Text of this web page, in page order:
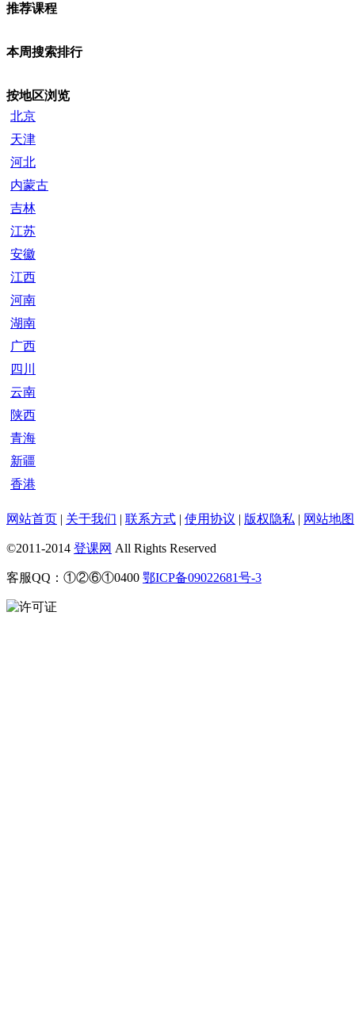
推荐课程
本周搜索排行
按地区浏览
北京
天津
河北
内蒙古
吉林
江苏
安徽
江西
河南
湖南
广西
四川
云南
陕西
青海
新疆
香港
网站首页 | 关于我们 | 联系方式 | 使用协议 | 版权隐私 | 网站地图
©2011-2014 登课网 All Rights Reserved
客服QQ：①②⑥①0400 鄂ICP备09022681号-3